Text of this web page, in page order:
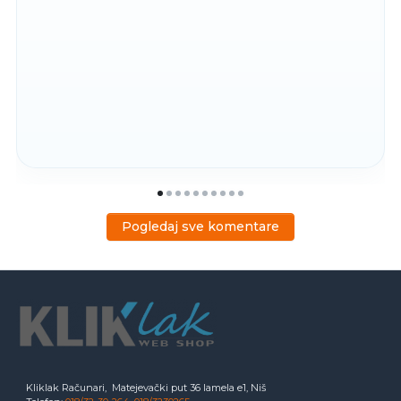
Pogledaj sve komentare
Kliklak Računari, Matejevački put 36 lamela e1, Niš